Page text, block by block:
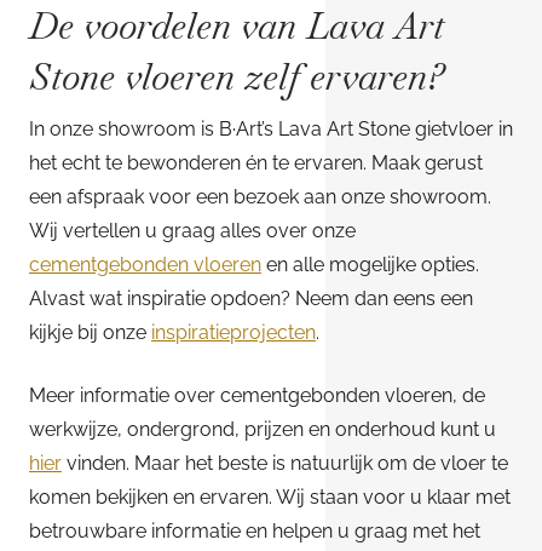
De voordelen van Lava Art
Stone vloeren zelf ervaren?
In onze showroom is B·Art’s Lava Art Stone gietvloer in
het echt te bewonderen én te ervaren. Maak gerust
een afspraak voor een bezoek aan onze showroom.
Wij vertellen u graag alles over onze
cementgebonden vloeren en alle mogelijke opties.
Alvast wat inspiratie opdoen? Neem dan eens een
kijkje bij onze inspiratieprojecten.
Meer informatie over cementgebonden vloeren, de
werkwijze, ondergrond, prijzen en onderhoud kunt u
hier vinden. Maar het beste is natuurlijk om de vloer te
komen bekijken en ervaren. Wij staan voor u klaar met
betrouwbare informatie en helpen u graag met het